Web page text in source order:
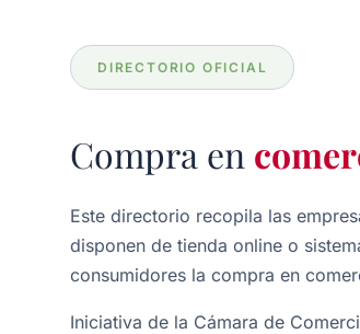
DIRECTORIO OFICIAL
Compra en
Este directorio recopila las
disponen de tienda online o
consumidores la compra en
Iniciativa de la Cámara de